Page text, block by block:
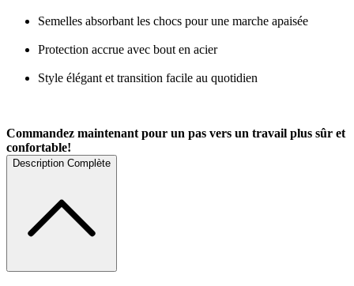
Semelles absorbant les chocs pour une marche apaisée
Protection accrue avec bout en acier
Style élégant et transition facile au quotidien
Commandez maintenant pour un pas vers un travail plus sûr et
confortable!
Description Complète